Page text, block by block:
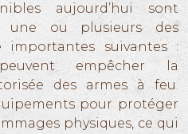
aujourd’hui sont
une ou plusieurs des
importantes suivantes :
empêcher la
des armes à feu.
pour protéger
physiques, ce qui